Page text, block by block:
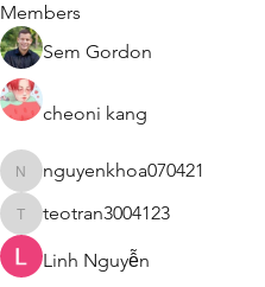
Members
Sem Gordon
cheoni kang
nguyenkhoa070421
nguyenkhoa070421
teotran3004123
teotran3004123
Linh Nguyễn